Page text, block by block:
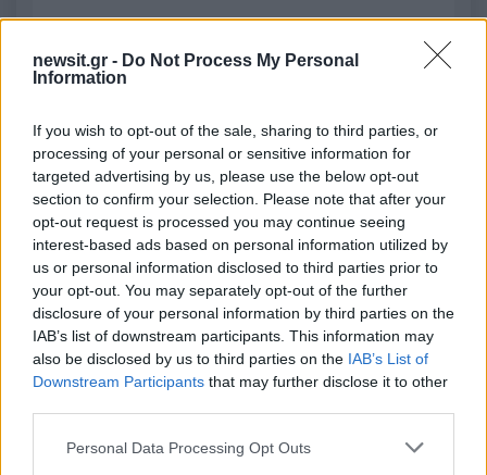
newsit.gr - Do Not Process My Personal
Information
If you wish to opt-out of the sale, sharing to third parties, or
processing of your personal or sensitive information for
targeted advertising by us, please use the below opt-out
section to confirm your selection. Please note that after your
opt-out request is processed you may continue seeing
interest-based ads based on personal information utilized by
us or personal information disclosed to third parties prior to
your opt-out. You may separately opt-out of the further
disclosure of your personal information by third parties on the
IAB’s list of downstream participants. This information may
also be disclosed by us to third parties on the IAB’s List of
Downstream Participants that may further disclose it to other
Please note that this website/app uses one or more Google
Personal Data Processing Opt Outs
Υποβολή σχολίου
Όροι Χρήσης. Το site προστατεύεται από reCAPTCHA, ισχύουν
Πολιτική Απορρήτου
Όροι Χρήσης της Google.
Κόσμος
AIRBUS
BOEING
ΑΕΡΟΠΛΑΝΟ
ΑΕΡΟΣΚΑΦΟΣ
ΕΠΙΒΑΤΗΣ ΡΩΣΙΑ
Share:
Ακολουθήστε το Νewsit.gr στοGoogle Newsκαι
ενημερωθείτε πρώτοι για όλη την ειδησεογραφία και τα
τελευταία νέα
της ημέρας